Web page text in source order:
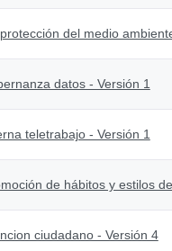
del medio
datos - Versión 1
teletrabajo - Versión 1
de hábitos y estilos
ciudadano - Versión 4